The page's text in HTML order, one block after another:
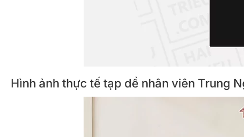
Hình ảnh thực tế tạp dề nhân viên Trung